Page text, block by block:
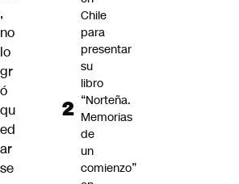
,
no
lo
gr
ó
qu
ed
ar
se
Chile
para
presentar
su
libro
“Norteña.
Memorias
de
un
comienzo”